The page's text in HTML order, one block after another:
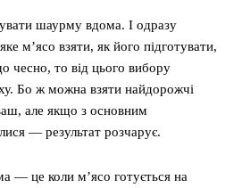
шаурму вдома. І одразу
м’ясо взяти, як його підготувати,
чесно, то від цього вибору
Бо ж можна взяти найдорожчі
але якщо з основним
— результат розчарує.
— це коли м’ясо готується на